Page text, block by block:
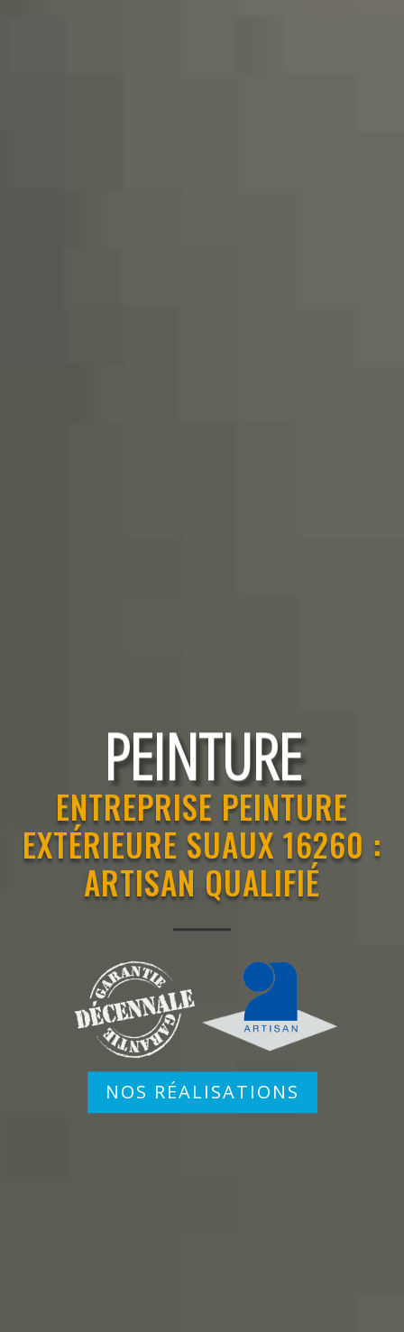
PEINTURE
RAVALEMENT
ENTREPRISE PEINTURE
EXTÉRIEURE SUAUX 16260 :
ARTISAN QUALIFIÉ
NOS RÉALISATIONS